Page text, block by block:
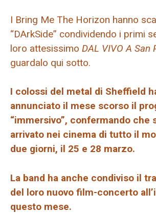
I Bring Me The Horizon hanno
“DArkSide” condividendo i primi
loro attesissimo DAL VIVO A San
guardalo qui sotto.
I colossi del metal di Sheffield
annunciato il mese scorso il
“immersivo”, confermando che
arrivato nei cinema di tutto il
due giorni, il 25 e 28 marzo.
La band ha anche condiviso il
del loro nuovo film-concerto
questo mese.